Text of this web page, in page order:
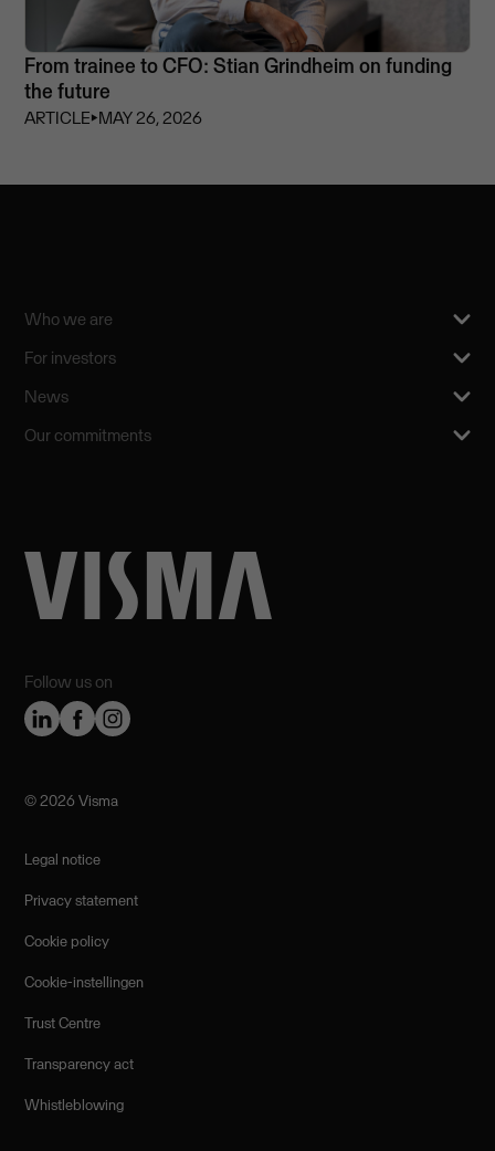
From trainee to CFO: Stian Grindheim on funding
the future
ARTICLE⏵MAY 26, 2026
Follow us on
Who we are
For investors
News
Our commitments
©️ 2026 Visma
Legal notice
Privacy statement
Cookie policy
Cookie-instellingen
Trust Centre
Transparency act
Whistleblowing